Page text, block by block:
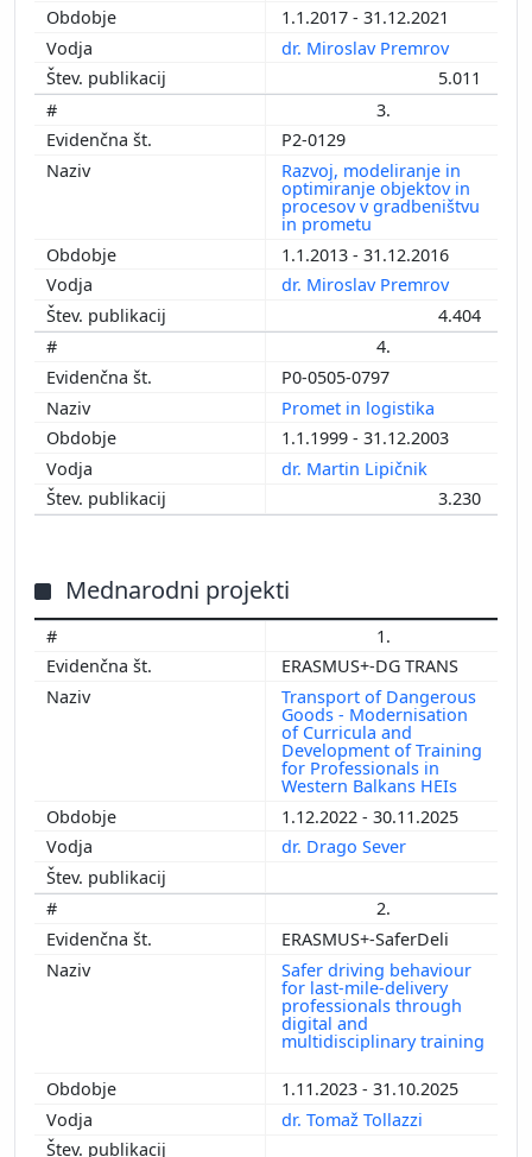
1.1.2017 - 31.12.2021
dr. Miroslav Premrov
5.011
3.
P2-0129
Razvoj, modeliranje in
optimiranje objektov in
procesov v gradbeništvu
in prometu
1.1.2013 - 31.12.2016
dr. Miroslav Premrov
4.404
4.
P0-0505-0797
Promet in logistika
1.1.1999 - 31.12.2003
dr. Martin Lipičnik
3.230
Mednarodni projekti
1.
ERASMUS+-DG TRANS
Transport of Dangerous
Goods - Modernisation
of Curricula and
Development of Training
for Professionals in
Western Balkans HEIs
1.12.2022 - 30.11.2025
dr. Drago Sever
2.
ERASMUS+-SaferDeli
Safer driving behaviour
for last-mile-delivery
professionals through
digital and
multidisciplinary training
1.11.2023 - 31.10.2025
dr. Tomaž Tollazzi